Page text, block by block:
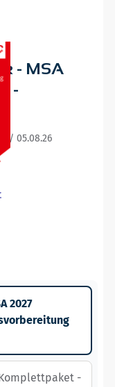
- MSA
-
/ 05.08.26
2027
-